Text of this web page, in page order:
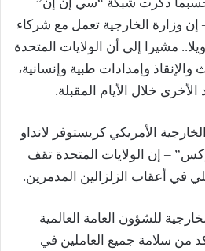
إن وزارة الخارجية تعمل مع شركاء
مشيرا إلى أن الولايات المتحدة
وإمدادات طبية وإنسانية،
خلال الأيام المقبلة.
الأمريكي كريستوفر لانداو
– إن الولايات المتحدة تقف
في أعقاب الزلزالين المدمرين.
للشؤون العامة العالمية
من سلامة جميع العاملين في